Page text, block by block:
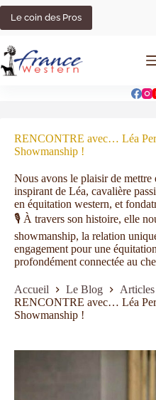
Le coin des Pros
RENCONTRE avec… Léa
Showmanship !
Nous avons le plaisir de mettre
inspirant de Léa, cavalière
en équitation western, et
🎙️ À travers son histoire, elle
showmanship, la relation
engagement pour une
profondément connectée au
Accueil Le Blog
Articles
RENCONTRE avec… Léa
Showmanship !